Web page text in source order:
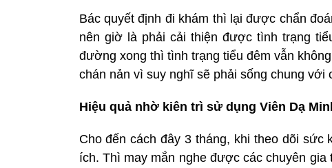
Bác quyết định đi khám thì lại được chẩn
nên giờ là phải cải thiện được tình trạng
đường xong thì tình trạng tiểu đêm vẫn
chán nản vì suy nghĩ sẽ phải sống chung với
Hiệu quả nhờ kiên trì sử dụng Viên Dạ
Cho đến cách đây 3 tháng, khi theo dõi
ích. Thì may mắn nghe được các chuyên